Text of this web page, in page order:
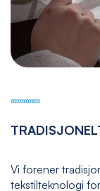
Vi forener
tekstilteknologi